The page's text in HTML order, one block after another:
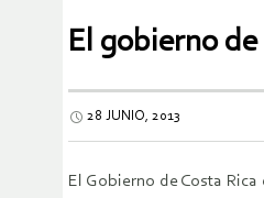
El gobierno
28 JUNIO, 2013
El Gobierno de Costa